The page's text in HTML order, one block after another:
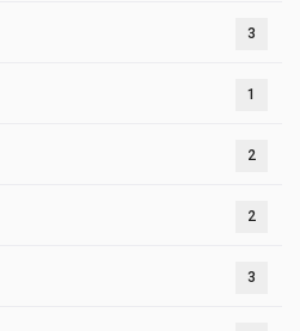
3
1
2
2
3